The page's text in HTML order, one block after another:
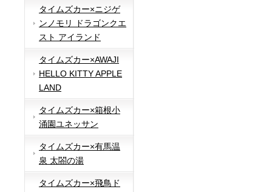
タイムズカー×ニジゲ
ンノモリ ドラゴンクエ
スト アイランド
タイムズカー×AWAJI
HELLO KITTY APPLE
LAND
タイムズカー×箱根小
涌園ユネッサン
タイムズカー×有馬温
泉 太閤の湯
タイムズカー×飛鳥ド